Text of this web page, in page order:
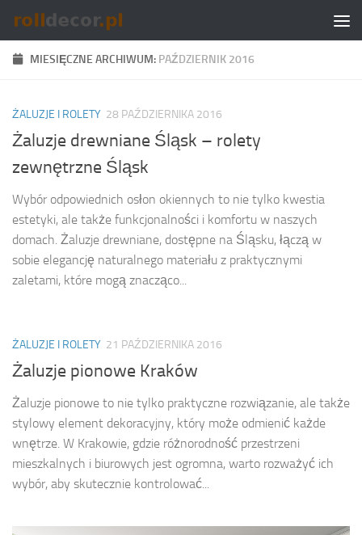
Skip to content
MIESIĘCZNE ARCHIWUM: PAŹDZIERNIK 2016
ŻALUZJE I ROLETY 28 PAŹDZIERNIKA 2016
Żaluzje drewniane Śląsk – rolety
zewnętrzne Śląsk
Wybór odpowiednich osłon okiennych to nie tylko kwestia
estetyki, ale także funkcjonalności i komfortu w naszych
domach. Żaluzje drewniane, dostępne na Śląsku, łączą w
sobie elegancję naturalnego materiału z praktycznymi
zaletami, które mogą znacząco...
ŻALUZJE I ROLETY 21 PAŹDZIERNIKA 2016
Żaluzje pionowe Kraków
Żaluzje pionowe to nie tylko praktyczne rozwiązanie, ale także
stylowy element dekoracyjny, który może odmienić każde
wnętrze. W Krakowie, gdzie różnorodność przestrzeni
mieszkalnych i biurowych jest ogromna, warto rozważyć ich
wybór, aby skutecznie kontrolować...